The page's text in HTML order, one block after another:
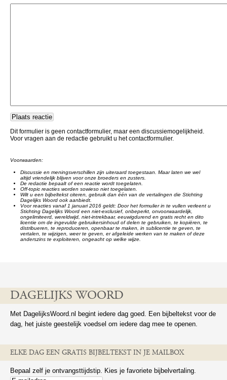
Dit formulier is geen contactformulier, maar een discussiemogelijkheid.
Voor vragen aan de redactie gebruikt u het contactformulier.
Voorwaarden:
Discussie en meningsverschillen zijn uiteraard toegestaan. Maar laten we wel
altijd vriendelijk blijven voor onze broeders en zusters.
De redactie bepaalt of een reactie wordt toegelaten.
Off-topic reacties worden sowieso niet toegelaten.
Wilt u een bijbeltekst citeren, gebruik dan één van de vertalingen die Stichting
Dagelijks Woord ook aanbiedt.
Voor reacties vanaf 1 januari 2016 geldt: Door het formulier in te vullen verleent u
Stichting Dagelijks Woord een niet-exclusief, onbeperkt, onvoorwaardelijk,
ongelimiteerd, wereldwijd, niet-intrekbaar, eeuwigdurend en gratis recht en dito
licentie om de ingevulde gebruikersinhoud of delen te gebruiken, te kopiëren, te
distribueren, te reproduceren, openbaar te maken, in sublicentie te geven, te
vertalen, te wijzigen, weer te geven, er afgeleide werken van te maken of deze
anderszins te exploiteren, ongeacht op welke wijze.
DAGELIJKS WOORD
Met DagelijksWoord.nl begint iedere dag goed. Een bijbeltekst voor de
dag, het juiste geestelijk voedsel om iedere dag mee te openen.
ELKE DAG EEN GRATIS BIJBELTEKST IN JE MAILBOX
Bepaal zelf je ontvangsttijdstip. Kies je favoriete bijbelvertaling.